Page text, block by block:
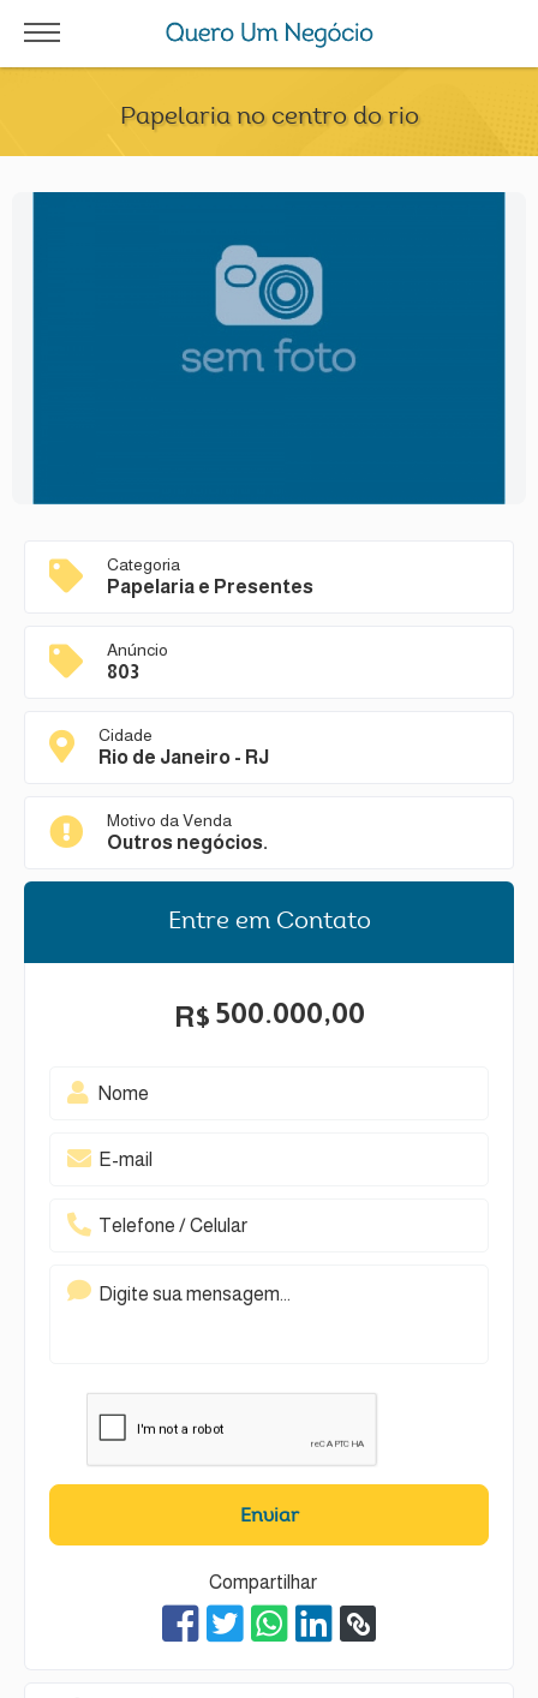
Papelaria no centro do rio
Categoria
Papelaria e Presentes
Anúncio
803
Cidade
Rio de Janeiro - RJ
Motivo da Venda
Outros negócios.
Entre em Contato
R$ 500.000,00
Enviar
Compartilhar